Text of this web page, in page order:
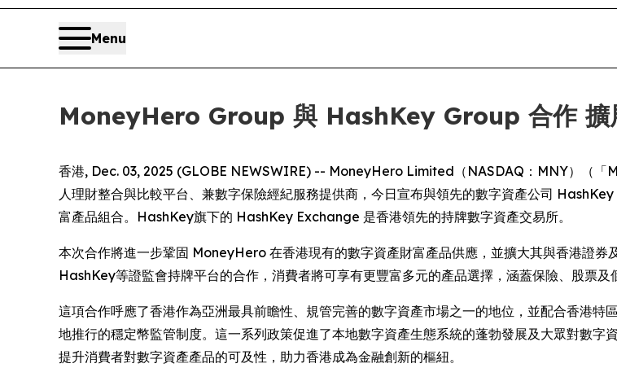
Menu
MoneyHero Group 與 HashKey Group 合作 擴
香港, Dec. 03, 2025 (GLOBE NEWSWIRE) -- MoneyHero Limited（NASDAQ：MNY）（「
人理財整合與比較平台、兼數字保險經紀服務提供商，今日宣布與領先的數字資產公司
富產品組合。HashKey旗下的 HashKey Exchange 是香港領先的持牌數字資產交易所。
本次合作將進一步鞏固 MoneyHero 在香港現有的數字資產財富產品供應，並擴大其與香港證
HashKey等證監會持牌平台的合作，消費者將可享有更豐富多元的產品選擇，涵蓋保險、股票及
這項合作呼應了香港作為亞洲最具前瞻性、規管完善的數字資產市場之一的地位，並配合香港
地推行的穩定幣監管制度。這一系列政策促進了本地數字資產生態系統的蓬勃發展及大眾對數
提升消費者對數字資產產品的可及性，助力香港成為金融創新的樞紐。